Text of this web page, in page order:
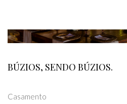
BÚZIOS, SENDO BÚZIOS.
Casamento